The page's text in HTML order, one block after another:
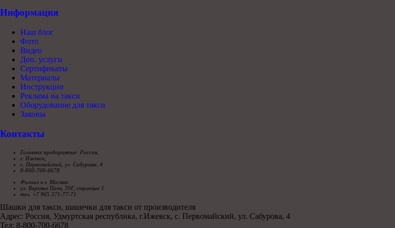
Информация
Наш блог
Фото
Видео
Доп. услуги
Сертификаты
Материалы
Инструкции
Реклама на такси
Оборудование для такси
Законы
Контакты
Головное предприятие: Россия,
г. Ижевск,
с. Первомайский, ул. Сабурова, 4
8-800-700-6678
Филиал в г. Москва:
ул. Верхние Поля, 59Г, строение 1
тел. +7 965 371-77-71
Шашки для такси, шашечки для такси от производителя
Адрес: Россия, Удмуртская республика, г.Ижевск, с. Первомайский, ул. Сабурова, 4
Тел: 8-800-700-6678